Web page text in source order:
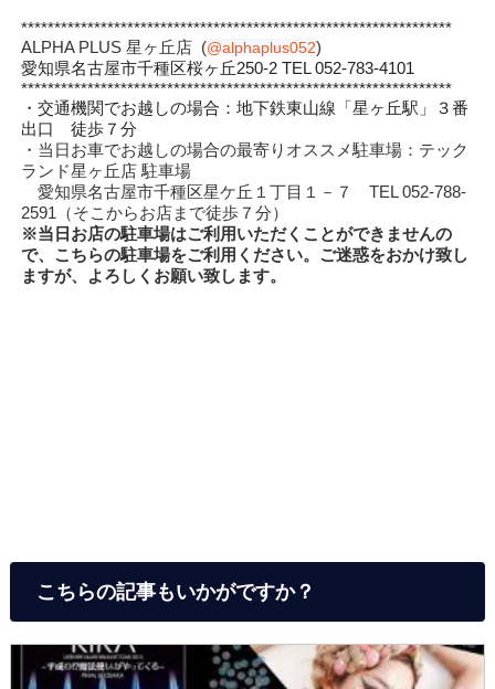
*****************************************************************
ALPHA PLUS 星ヶ丘店 (@alphaplus052)
愛知県名古屋市千種区桜ヶ丘250-2 TEL 052-783-4101
*****************************************************************
・交通機関でお越しの場合：地下鉄東山線「星ヶ丘駅」３番
出口 徒歩７分
・当日お車でお越しの場合の最寄りオススメ駐車場：テック
ランド星ヶ丘店 駐車場
愛知県名古屋市千種区星ケ丘１丁目１－７ TEL 052-788-
2591（そこからお店まで徒歩７分）
※当日お店の駐車場はご利用いただくことができませんの
で、こちらの駐車場をご利用ください。ご迷惑をおかけ致し
ますが、よろしくお願い致します。
こちらの記事もいかがですか？